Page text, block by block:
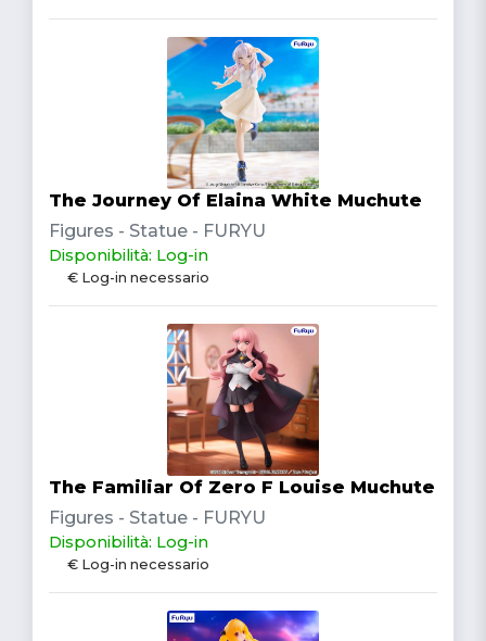
The Journey Of Elaina White Muchute
Figures - Statue - FURYU
Disponibilità: Log-in
€ Log-in necessario
The Familiar Of Zero F Louise Muchute
Figures - Statue - FURYU
Disponibilità: Log-in
€ Log-in necessario